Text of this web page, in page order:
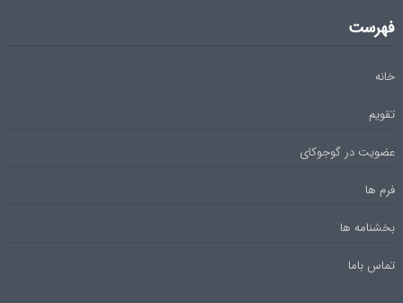
فهرست
خانه
تقویم
عضویت در گوجوکای
فرم ها
بخشنامه ها
تماس باما